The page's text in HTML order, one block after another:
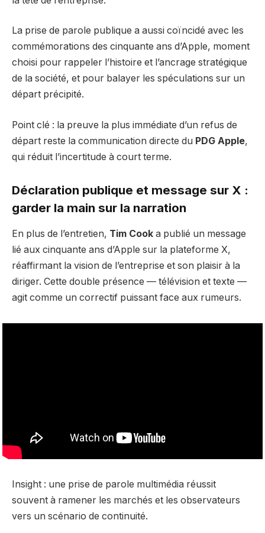
La prise de parole publique a aussi coïncidé avec les
commémorations des cinquante ans d’Apple, moment
choisi pour rappeler l’histoire et l’ancrage stratégique
de la société, et pour balayer les spéculations sur un
départ précipité.
Point clé : la preuve la plus immédiate d’un refus de
départ reste la communication directe du PDG Apple,
qui réduit l’incertitude à court terme.
Déclaration publique et message sur X :
garder la main sur la narration
En plus de l’entretien, Tim Cook a publié un message
lié aux cinquante ans d’Apple sur la plateforme X,
réaffirmant la vision de l’entreprise et son plaisir à la
diriger. Cette double présence — télévision et texte —
agit comme un correctif puissant face aux rumeurs.
Insight : une prise de parole multimédia réussit
souvent à ramener les marchés et les observateurs
vers un scénario de continuité.